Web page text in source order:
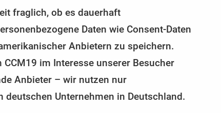
fraglich, ob es dauerhaft
Daten wie Consent-Daten
Anbietern zu speichern.
im Interesse unserer Besucher
Anbieter – wir nutzen nur
deutschen Unternehmen in Deutschland.